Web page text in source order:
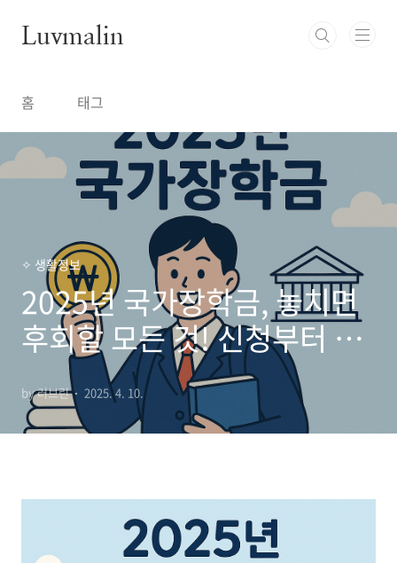
Luvmalin
홈 태그
✧ 생활정보
2025년 국가장학금, 놓치면
후회할 모든 것! 신청부터 수
령까지 완벽 가이드
by 러브린 2025. 4. 10.